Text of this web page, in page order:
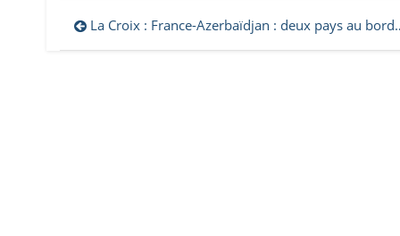
Navigation
de
La Croix : France-Azerbaïdjan : deux pays au bord de la crise diplomatique